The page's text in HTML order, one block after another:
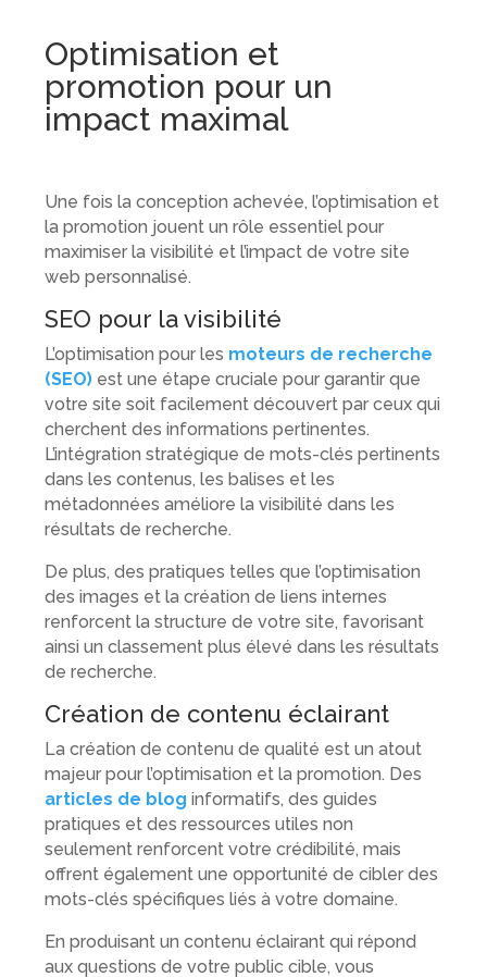
Optimisation et
promotion pour un
impact maximal
Une fois la conception achevée, l’optimisation et
la promotion jouent un rôle essentiel pour
maximiser la visibilité et l’impact de votre site
web personnalisé.
SEO pour la visibilité
L’optimisation pour les moteurs de recherche
(SEO)est une étape cruciale pour garantir que
votre site soit facilement découvert par ceux qui
cherchent des informations pertinentes.
L’intégration stratégique de mots-clés pertinents
dans les contenus, les balises et les
métadonnées améliore la visibilité dans les
résultats de recherche.
De plus, des pratiques telles que l’optimisation
des images et la création de liens internes
renforcent la structure de votre site, favorisant
ainsi un classement plus élevé dans les résultats
de recherche.
Création de contenu éclairant
La création de contenu de qualité est un atout
majeur pour l’optimisation et la promotion. Des
articles de blog informatifs, des guides
pratiques et des ressources utiles non
seulement renforcent votre crédibilité, mais
offrent également une opportunité de cibler des
mots-clés spécifiques liés à votre domaine.
En produisant un contenu éclairant qui répond
aux questions de votre public cible, vous